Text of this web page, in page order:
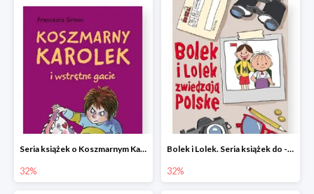
Seria książek o Koszmarnym Karolku do -32%
32%
Bolek i Lolek. Seria książek do -32%
32%